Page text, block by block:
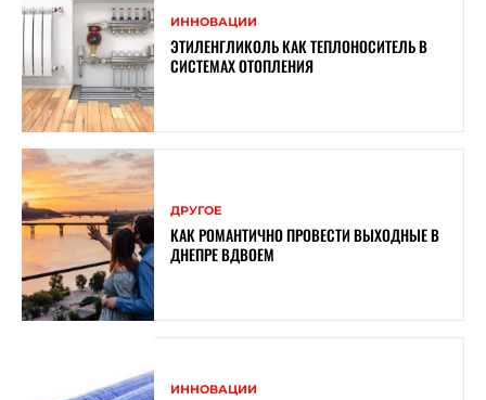
ИННОВАЦИИ
ЭТИЛЕНГЛИКОЛЬ КАК ТЕПЛОНОСИТЕЛЬ В
СИСТЕМАХ ОТОПЛЕНИЯ
ДРУГОЕ
КАК РОМАНТИЧНО ПРОВЕСТИ ВЫХОДНЫЕ В
ДНЕПРЕ ВДВОЕМ
ИННОВАЦИИ